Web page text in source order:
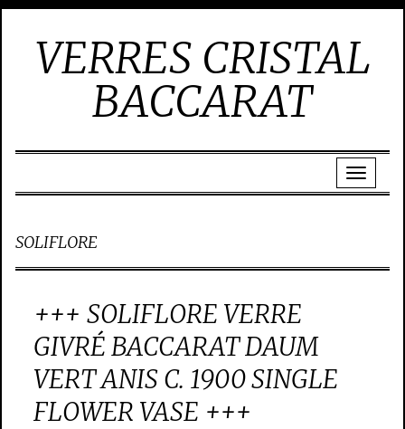
VERRES CRISTAL
BACCARAT
SOLIFLORE
+++ SOLIFLORE VERRE
GIVRÉ BACCARAT DAUM
VERT ANIS C. 1900 SINGLE
FLOWER VASE +++